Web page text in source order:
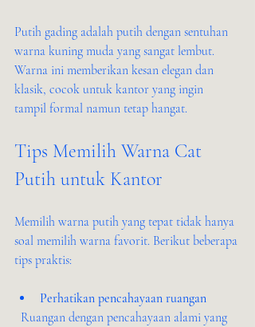
Putih gading adalah putih dengan sentuhan
warna kuning muda yang sangat lembut.
Warna ini memberikan kesan elegan dan
klasik, cocok untuk kantor yang ingin
tampil formal namun tetap hangat.
Tips Memilih Warna Cat
Putih untuk Kantor
Memilih warna putih yang tepat tidak hanya
soal memilih warna favorit. Berikut beberapa
tips praktis:
Perhatikan pencahayaan ruangan